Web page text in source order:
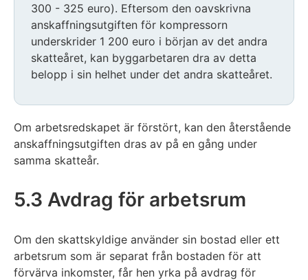
300 - 325 euro). Eftersom den oavskrivna
anskaffningsutgiften för kompressorn
underskrider 1 200 euro i början av det andra
skatteåret, kan byggarbetaren dra av detta
belopp i sin helhet under det andra skatteåret.
Om arbetsredskapet är förstört, kan den återstående
anskaffningsutgiften dras av på en gång under
samma skatteår.
5.3 Avdrag för arbetsrum
Om den skattskyldige använder sin bostad eller ett
arbetsrum som är separat från bostaden för att
förvärva inkomster, får hen yrka på avdrag för